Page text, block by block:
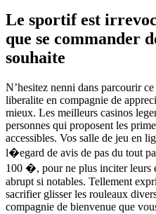
Le sportif est
que se commander
souhaite
N’hesitez nenni dans parcourir
liberalite en compagnie de
mieux. Les meilleurs casinos
personnes qui proposent les
accessibles. Vos salle de jeu en
l�egard de avis de pas du tout
100 �, pour ne plus inciter leurs
abrupt si notables. Tellement
sacrifier glisser les rouleaux
compagnie de bienvenue que